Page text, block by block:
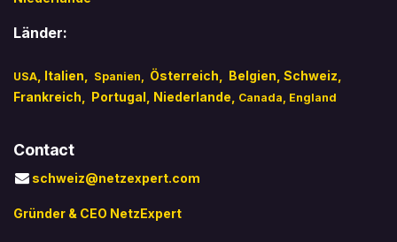
Länder:
USA Italien Spanien, Österreich, Belgien, Schweiz,
Frankreich, Portugal , Niederlande, Canada, England
Contact
schweiz@netzexpert.com
Gründer & CEO NetzExpert